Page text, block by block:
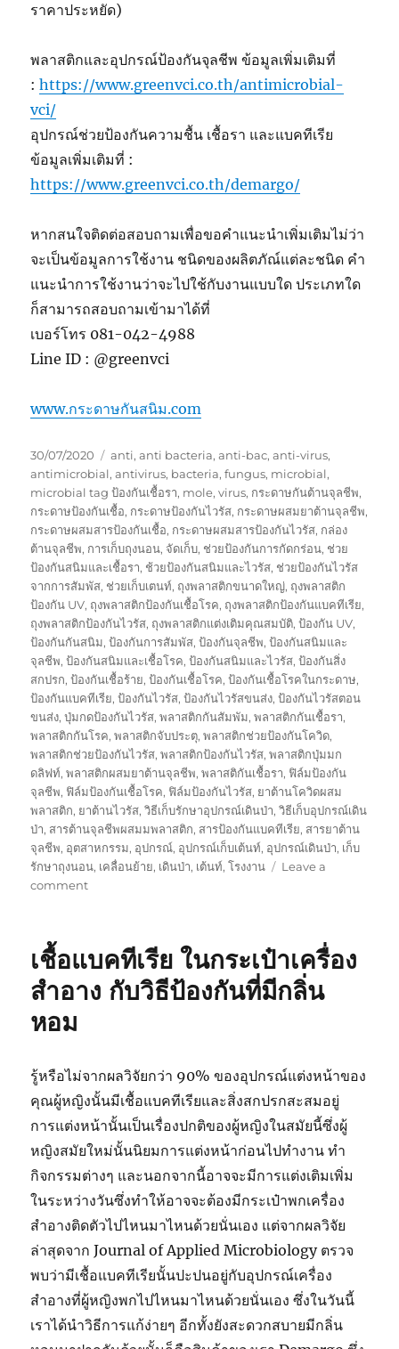
ราคาประหยัด)
พลาสติกและอุปกรณ์ป้องกันจุลชีพ ข้อมูลเพิ่มเติมที่
:https://www.greenvci.co.th/antimicrobial-
vci/
อุปกรณ์ช่วยป้องกันความชื้น เชื้อรา และแบคทีเรีย
ข้อมูลเพิ่มเติมที่ :
https://www.greenvci.co.th/demargo/
หากสนใจติดต่อสอบถามเพื่อขอคำแนะนำเพิ่มเติมไม่ว่า
จะเป็นข้อมูลการใช้งาน ชนิดของผลิตภัณ์แต่ละชนิด คำ
แนะนำการใช้งานว่าจะไปใช้กับงานแบบใด ประเภทใด
ก็สามารถสอบถามเข้ามาได้ที่
เบอร์โทร 081-042-4988
Line ID : @greenvci
www.กระดาษกันสนิม.com
Posted
on
30/07/2020 Tags
anti,anti bacteria,anti-bac,anti-virus,
antimicrobial,antivirus, bacteria,fungus, microbial,
microbial tag ป้องกันเชื้อรา, mole,virus, กระดาษกันต้านจุลชีพ,
กระดาษป้องกันเชื้อ, กระดาษป้องกันไวรัส, กระดาษผสมยาต้านจุลชีพ,
กระดาษผสมสารป้องกันเชื้อ, กระดาษผสมสารป้องกันไวรัส, กล่อง
ต้านจุลชีพ, การเก็บถุงนอน, จัดเก็บ, ช่วยป้องกันการกัดกร่อน, ช่วย
ป้องกันสนิมและเชื้อรา, ช้วยป้องกันสนิมและไวรัส, ช่วยป้องกันไวรัส
จากการสัมพัส, ช่วยเก็บเตนท์, ถุงพลาสติกขนาดใหญ่, ถุงพลาสติก
ป้องกัน UV, ถุงพลาสติกป้องกันเชื้อโรค, ถุงพลาสติกป้องกันแบคทีเรีย,
ถุงพลาสติกป้องกันไวรัส, ถุงพลาสติกแต่งเติมคุณสมบัติ,ป้องกัน UV,
ป้องกันกันสนิม,ป้องกันการสัมพัส,ป้องกันจุลชีพ,ป้องกันสนิมและ
จุลชีพ,ป้องกันสนิมและเชื้อโรค,ป้องกันสนิมและไวรัส,ป้องกันสิ่ง
สกปรก,ป้องกันเชื้อร้าย,ป้องกันเชื้อโรค,ป้องกันเชื้อโรคในกระดาษ,
ป้องกันแบคทีเรีย,ป้องกันไวรัส,ป้องกันไวรัสขนส่ง,ป้องกันไวรัสตอน
ขนส่ง,ปุ่มกดป้องกันไวรัส,พลาสติกกันสัมพัม,พลาสติกกันเชื้อรา,
พลาสติกกันโรค,พลาสติกจับประตุ,พลาสติกช่วยป้องกันโควิด,
พลาสติกช่วยป้องกันไวรัส,พลาสติกป้องกันไวรัส,พลาสติกปุ่มมก
ดลิฟท์,พลาสติกผสมยาต้านจุลชีพ,พลาสติกันเชื้อรา, ฟิล์มป้องกัน
จุลชีพ, ฟิล์มป้องกันเชื้อโรค, ฟิล์มป้องกันไวรัส, ยาต้านโควิดผสม
พลาสติก, ยาต้านไวรัส,วิธีเก็บรักษาอุปกรณ์เดินป่า,วิธีเก็บอุปกรณ์เดิน
ป่า, สารต้านจุลชีพผสมมพลาสติก, สารป้องกันแบคทีเรีย, สารยาต้าน
จุลชีพ, อุตสาหกรรม, อุปกรณ์, อุปกรณ์เก็บเต้นท์, อุปกรณ์เดินป่า, เก็บ
รักษาถุงนอน, เคลื่อนย้าย, เดินป่า, เต้นท์,โรงงาน
Leave a
commenton
เชื้อ
จุลชีพ
แบบ
จัด
เก็บ
และ
ขนส่ง
เชื้อแบคทีเรีย ในกระเป๋าเครื่อง
สำอาง กับวิธีป้องกันที่มีกลิ่น
หอม
รู้หรือไม่จากผลวิจัยกว่า 90% ของอุปกรณ์แต่งหน้าของ
คุณผู้หญิงนั้นมีเชื้อแบคทีเรียและสิ่งสกปรกสะสมอยู่
การแต่งหน้านั้นเป็นเรื่องปกติของผู้หญิงในสมัยนี้ซึ่งผู้
หญิงสมัยใหม่นั้นนิยมการแต่งหน้าก่อนไปทำงาน ทำ
กิจกรรมต่างๆ และนอกจากนี้อาจจะมีการแต่งเติมเพิ่ม
ในระหว่างวันซึ่งทำให้อาจจะต้องมีกระเป๋าพกเครื่อง
สำอางติดตัวไปไหนมาไหนด้วยนั่นเอง แต่จากผลวิจัย
ล่าสุดจาก Journal of Applied Microbiology ตรวจ
พบว่ามีเชื้อแบคทีเรียนั้นปะปนอยู่กับอุปกรณ์เครื่อง
สำอางที่ผู้หญิงพกไปไหนมาไหนด้วยนั่นเอง ซึ่งในวันนี้
เราได้นำวิธีการแก้ง่ายๆ อีกทั้งยังสะดวกสบายมีกลิ่น